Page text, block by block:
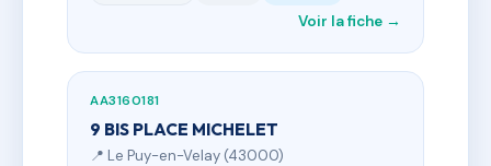
Voir la fiche →
AA3160181
9 BIS PLACE MICHELET
📍 Le Puy-en-Velay (43000)